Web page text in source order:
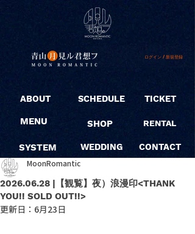
ログイン / 新規登録
ABOUT
MENU
SYSTEM
SCHEDULE
SHOP
WEDDING
TICKET
RENTAL
CONTACT
2026.06.28 |【観覧】夜）浪漫印<THANK
YOU!! SOLD OUT!!>
MoonRomantic
更新日： 6月23日